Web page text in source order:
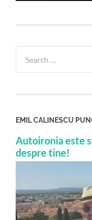
for:
EMIL CALINESCU
Autoironia este
despre tine!